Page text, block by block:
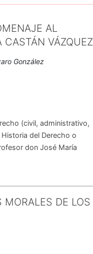
AL
CASTÁN VÁZQUEZ
González
(civil, administrativo,
del Derecho o
don José María
MORALES DE LOS